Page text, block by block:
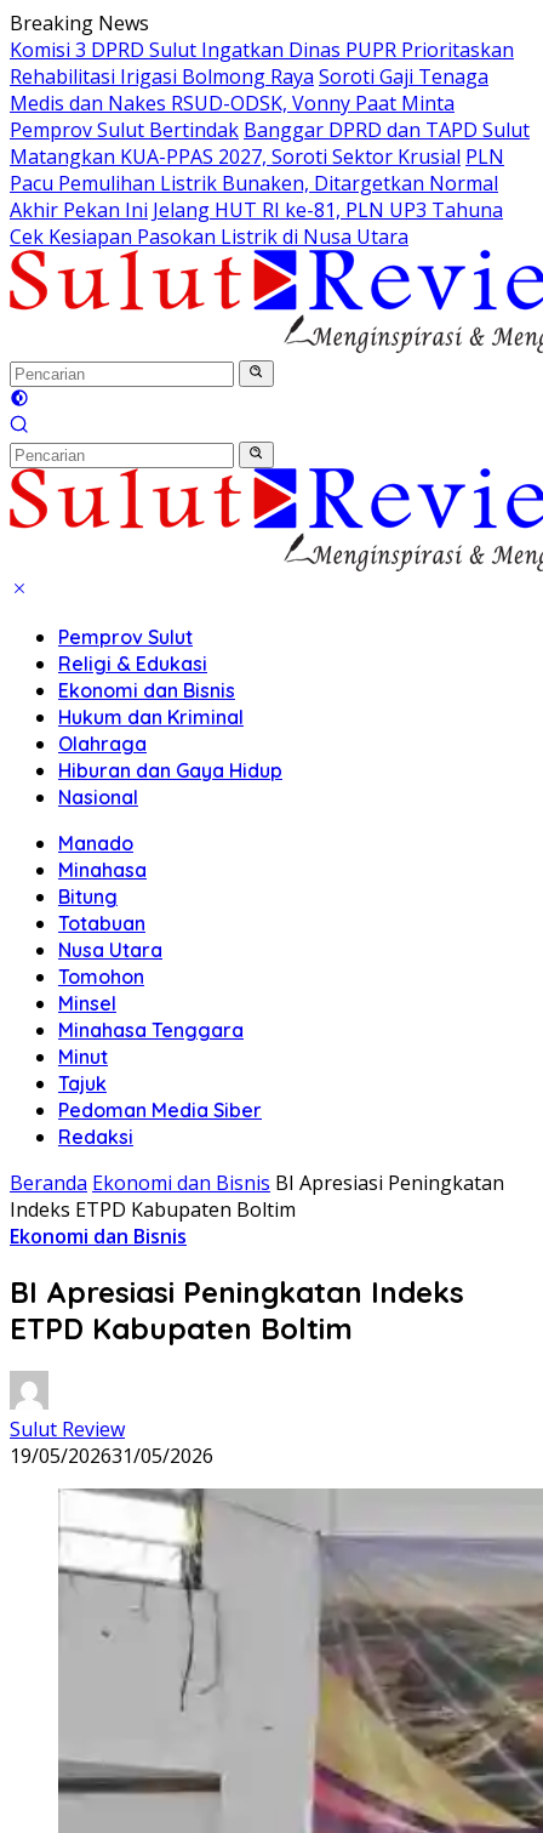
Langsung
ke
konten
Breaking News
Komisi 3 DPRD Sulut Ingatkan Dinas PUPR Prioritaskan
Rehabilitasi Irigasi Bolmong Raya Soroti Gaji Tenaga
Medis dan Nakes RSUD-ODSK, Vonny Paat Minta
Pemprov Sulut Bertindak Banggar DPRD dan TAPD Sulut
Matangkan KUA-PPAS 2027, Soroti Sektor Krusial PLN
Pacu Pemulihan Listrik Bunaken, Ditargetkan Normal
Akhir Pekan Ini Jelang HUT RI ke-81, PLN UP3 Tahuna
Cek Kesiapan Pasokan Listrik di Nusa Utara
Pemprov Sulut
Religi & Edukasi
Ekonomi dan Bisnis
Hukum dan Kriminal
Olahraga
Hiburan dan Gaya Hidup
Nasional
Manado
Minahasa
Bitung
Totabuan
Nusa Utara
Tomohon
Minsel
Minahasa Tenggara
Minut
Tajuk
Pedoman Media Siber
Redaksi
Beranda Ekonomi dan Bisnis BI Apresiasi Peningkatan
Indeks ETPD Kabupaten Boltim
Ekonomi dan Bisnis
BI Apresiasi Peningkatan Indeks
ETPD Kabupaten Boltim
Sulut Review
19/05/202631/05/2026